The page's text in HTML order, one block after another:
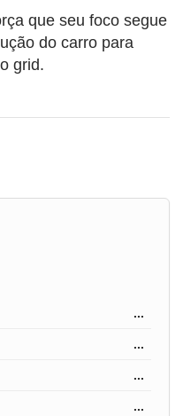
que seu foco segue
do carro para
grid.
...
...
...
...